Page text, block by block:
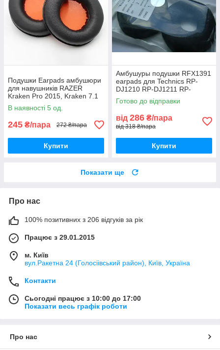
Подушки Earpads амбушюри
для навушників RAZER
Kraken Pro 2015, Kraken 7.1
Chroma, USB, Essential
В наявності 5 од.
245 ₴/пара 272 ₴/пара
Купити
Амбушуры подушки RFX1391
earpads для Technics RP-
DJ1210 RP-DJ1211 RP-
DJ1200 EAH-DJ1200
Готово до відправки
від 286 ₴/пара
від 318 ₴/пара
Купити
Показати ще
Про нас
100% позитивних з 206 відгуків за рік
Працює з 29.01.2015
м. Київ
вул.Ракетна 24 (Голосіівський район), Київ, Україна
Контакти
Сьогодні працює з 10:00 до 17:00
Показати весь графік роботи
Про нас